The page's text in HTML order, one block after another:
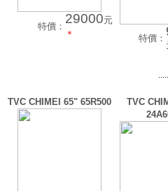
特價：
29000元
＊
特價：
TVC CHIMEI 65" 65R500
TVC